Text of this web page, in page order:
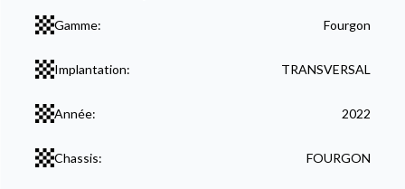
Gamme: Fourgon
Implantation: TRANSVERSAL
Année: 2022
Chassis: FOURGON